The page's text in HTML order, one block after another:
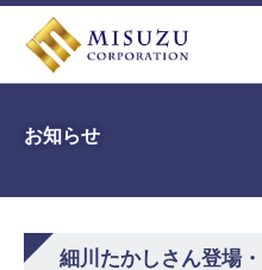
お知らせ
細川たかしさん登場